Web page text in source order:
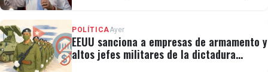
POLÍTICAAyer
EEUU sanciona a empresas de armamento y
altos jefes militares de la dictadura